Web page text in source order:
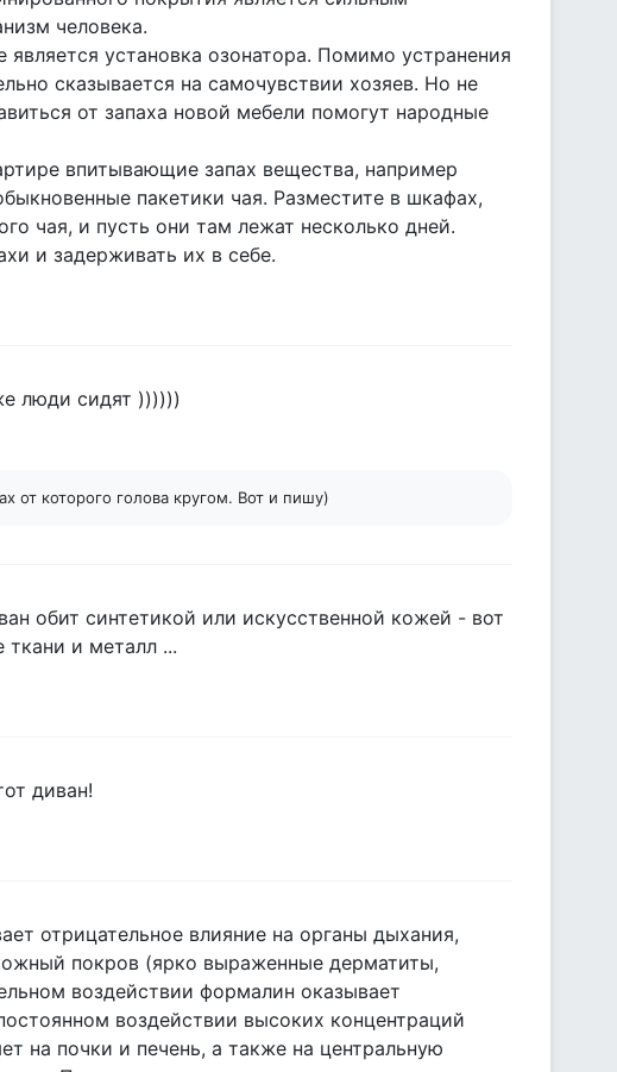
человека.
установка озонатора. Помимо устранения
сказывается на самочувствии хозяев. Но не
от запаха новой мебели помогут народные
впитывающие запах вещества, например
пакетики чая. Разместите в шкафах,
чая, и пусть они там лежат несколько дней.
и задерживать их в себе.
люди сидят ))))))
от которого голова кругом. Вот и пишу)
обит синтетикой или искусственной кожей - вот
ткани и металл ...
диван!
отрицательное влияние на органы дыхания,
покров (ярко выраженные дерматиты,
воздействии формалин оказывает
воздействии высоких концентраций
на почки и печень, а также на центральную